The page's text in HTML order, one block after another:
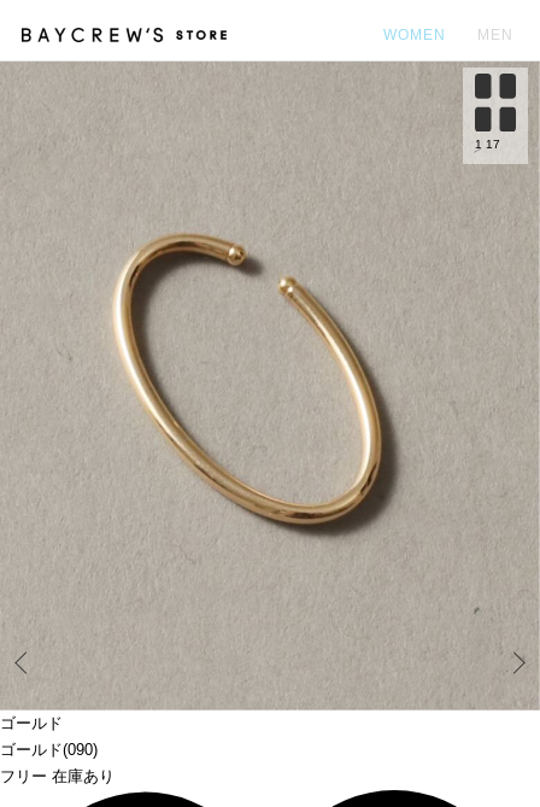
WOMEN MEN
ゴールド
ゴールド(090)
フリー 在庫あり
Prev
1 17